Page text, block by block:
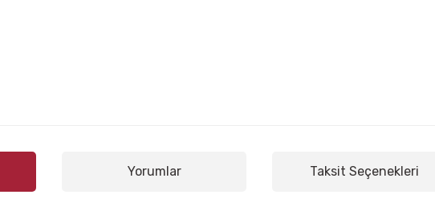
Yorumlar Taksit Seçenekleri